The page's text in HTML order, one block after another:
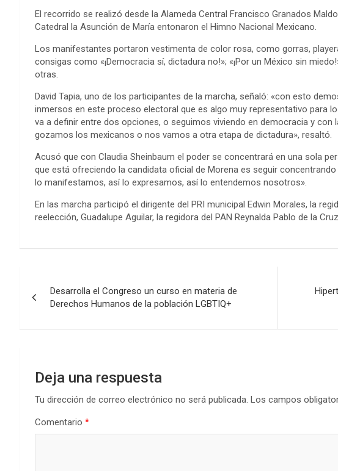
El recorrido se realizó desde la Alameda Central Francisco Granados
Catedral la Asunción de María entonaron el Himno Nacional Mexicano.
Los manifestantes portaron vestimenta de color rosa, como gorras,
consigas como «¡Democracia sí, dictadura no!»; «¡Por un México sin
otras.
David Tapia, uno de los participantes de la marcha, señaló: «con esto
inmersos en este proceso electoral que es algo muy representativo para
va a definir entre dos opciones, o seguimos viviendo en democracia y con
gozamos los mexicanos o nos vamos a otra etapa de dictadura», resaltó.
Acusó que con Claudia Sheinbaum el poder se concentrará en una sola
que está ofreciendo la candidata oficial de Morena es seguir
lo manifestamos, así lo expresamos, así lo entendemos nosotros».
En las marcha participó el dirigente del PRI municipal Edwin Morales, la
reelección, Guadalupe Aguilar, la regidora del PAN Reynalda Pablo de la
de
entradas
Desarrolla el Congreso un curso en materia de
Derechos Humanos de la población LGBTIQ+
Deja una respuesta
Tu dirección de correo electrónico no será publicada. Los campos
Comentario *